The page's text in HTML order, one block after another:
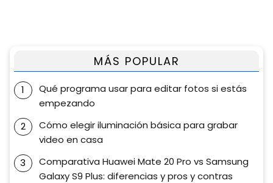
MÁS POPULAR
Qué programa usar para editar fotos si estás
empezando
Cómo elegir iluminación básica para grabar
video en casa
Comparativa Huawei Mate 20 Pro vs Samsung
Galaxy S9 Plus: diferencias y pros y contras